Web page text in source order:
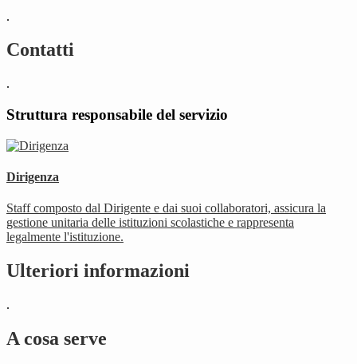
.
Contatti
.
Struttura responsabile del servizio
Dirigenza
Staff composto dal Dirigente e dai suoi collaboratori, assicura la
gestione unitaria delle istituzioni scolastiche e rappresenta
legalmente l'istituzione.
Ulteriori informazioni
.
A cosa serve